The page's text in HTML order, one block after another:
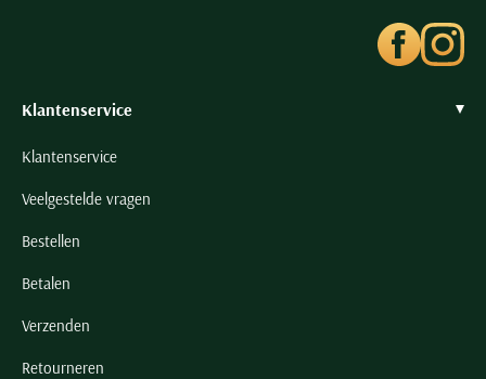
Klantenservice
Klantenservice
Veelgestelde vragen
Bestellen
Betalen
Verzenden
Retourneren